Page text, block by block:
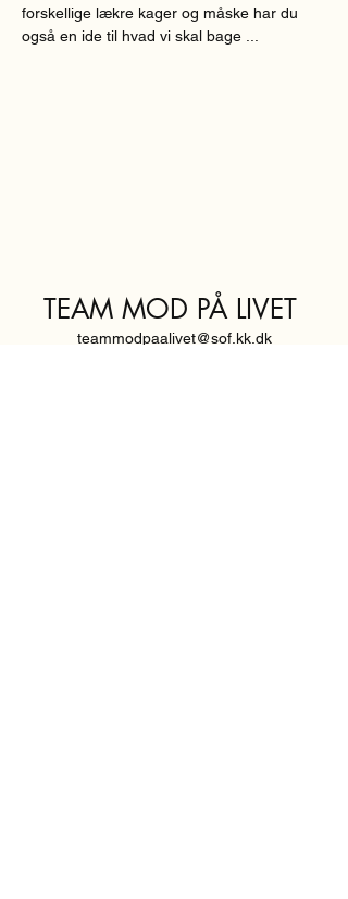
forskellige lækre kager og måske har du
også en ide til hvad vi skal bage ...
TEAM MOD PÅ LIVET
teammodpaalivet@sof.kk.dk